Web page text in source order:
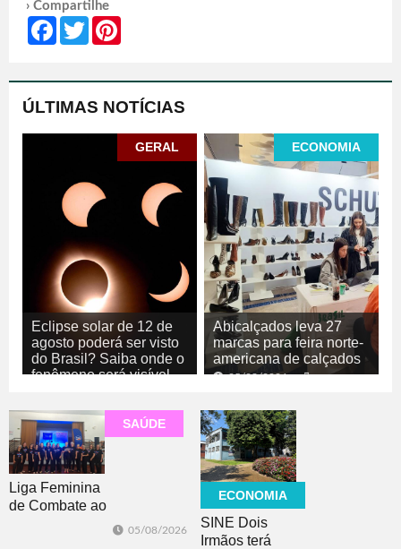
› Compartilhe
Facebook
Twitter
ÚLTIMAS NOTÍCIAS
GERAL
Eclipse solar de 12 de
agosto poderá ser visto
do Brasil? Saiba onde o
fenômeno será visível
ECONOMIA
Abicalçados leva 27
marcas para feira norte-
americana de calçados
05/08/2026
SAÚDE
Liga Feminina
de Combate ao
05/08/2026
ECONOMIA
SINE Dois
Irmãos terá